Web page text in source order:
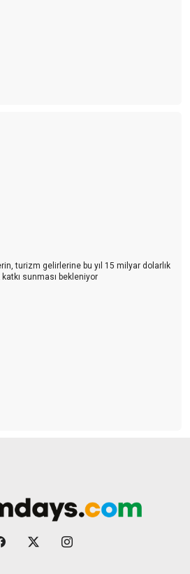
turizm gelirlerine bu yıl 15 milyar dolarlık
sunması bekleniyor